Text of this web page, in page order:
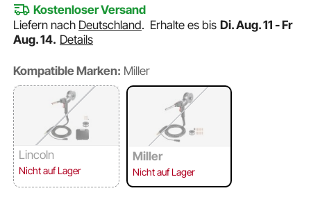
Kostenloser Versand
Liefern nach Deutschland. Erhalte es bis Di. Aug. 11 - Fr
Aug. 14. Details
Kompatible Marken: Miller
Lincoln
Nicht auf Lager
Miller
Nicht auf Lager